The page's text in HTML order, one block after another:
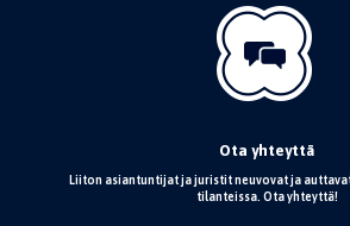
Ota yhteyttä
Liiton asiantuntijat ja juristit neuvovat ja
tilanteissa. Ota yhteyttä!